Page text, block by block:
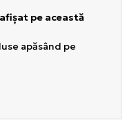
pe această
apăsând pe